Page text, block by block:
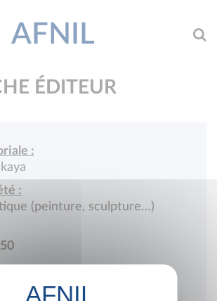
AFNIL
ÉDITEUR
:
:
(peinture, sculpture…)